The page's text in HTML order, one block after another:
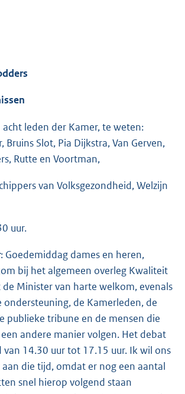
acht leden der Kamer, te weten:
Bruins Slot, Pia Dijkstra, Van Gerven,
Rutte en Voortman,
van Volksgezondheid, Welzijn
uur.
: Goedemiddag dames en heren,
bij het algemeen overleg Kwaliteit
Minister van harte welkom, evenals
ondersteuning, de Kamerleden, de
publieke tribune en de mensen die
andere manier volgen. Het debat
van 14.30 uur tot 17.15 uur. Ik wil ons
die tijd, omdat er nog een aantal
snel hierop volgend staan